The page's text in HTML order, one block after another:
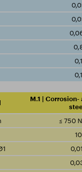
0,1
0,1
M.1 |
≤ 750
10